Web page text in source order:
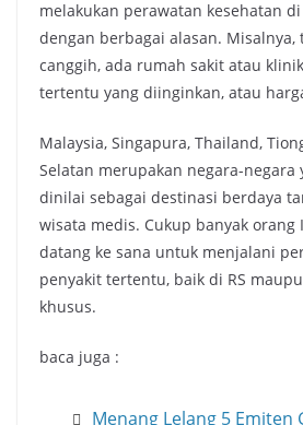
melakukan perawatan kesehatan
dengan berbagai alasan. Misalnya,
canggih, ada rumah sakit atau
tertentu yang diinginkan, atau
Malaysia, Singapura, Thailand,
Selatan merupakan negara-negara
dinilai sebagai destinasi berdaya
wisata medis. Cukup banyak orang
datang ke sana untuk menjalani
penyakit tertentu, baik di RS
khusus.
baca juga :
Menang Lelang 5 Emiten